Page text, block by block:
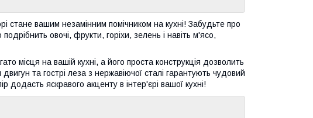
стане вашим незамінним помічником на кухні! Забудьте про
овочі, фрукти, горіхи, зелень і навіть м'ясо,
місця на вашій кухні, а його проста конструкція дозволить
та гострі леза з нержавіючої сталі гарантують чудовий
яскравого акценту в інтер'єрі вашої кухні!